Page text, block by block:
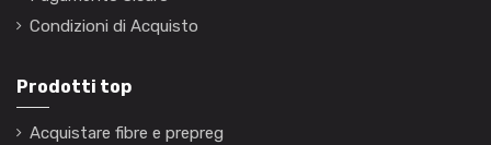
Condizioni di Acquisto
Prodotti top
Acquistare fibre e prepreg